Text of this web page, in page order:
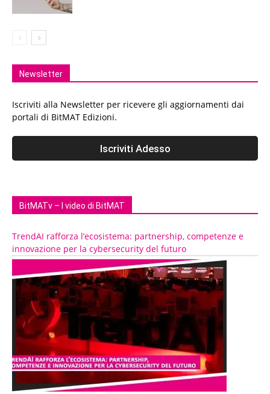
Newsletter
Iscriviti alla Newsletter per ricevere gli aggiornamenti dai
portali di BitMAT Edizioni.
BitMATv – I video di BitMAT
TrendAI rafforza l’ecosistema: partnership, competenze e
innovazione per la cybersecurity del futuro